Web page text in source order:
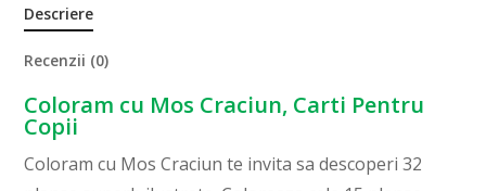
Descriere
Recenzii (0)
Coloram cu Mos Craciun, Carti Pentru
Copii
Coloram cu Mos Craciun te invita sa descoperi 32